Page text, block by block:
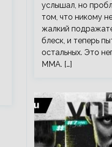
услышал, но
том, что никому
жалкий
блеск, и теперь
остальных. Это
ММА. […]